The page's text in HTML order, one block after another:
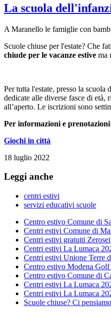
La scuola
A Maranello le famiglie con
Scuole chiuse per l'estate? Che
chiude per le vacanze estive ma
Per tutta l'estate, presso la
dedicate alle diverse fasce di
all’aperto. Le iscrizioni sono
Per informazioni e
Giochi in città
18 luglio 2022
Leggi anche
centri estivi
servizi educativi scuole
Centro estivo Comune di
Centri estivi Comune di
Centri estivi gratuiti
Centri estivi La Lumaca
Centri estivi Unione Terre
Centro estivo Modena
Centro estivo Comune di
Centri estivi La Lumaca
Centri estivi La Lumaca
Scuole chiuse? Ci